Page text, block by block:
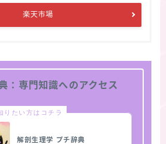
楽天市場
：専門知識へのアクセス
りたい方はコチラ
解剖生理学 プチ辞典